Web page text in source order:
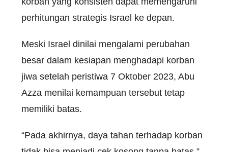
perhitungan strategis Israel ke depan.
Meski Israel dinilai mengalami perubahan
besar dalam kesiapan menghadapi korban
jiwa setelah peristiwa 7 Oktober 2023, Abu
Azza menilai kemampuan tersebut tetap
memiliki batas.
“Pada akhirnya, daya tahan terhadap korban